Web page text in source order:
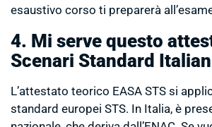
esaustivo corso ti preparerà
4. Mi serve questo
Scenari Standard
L’attestato teorico EASA STS si
standard europei STS. In Italia, è